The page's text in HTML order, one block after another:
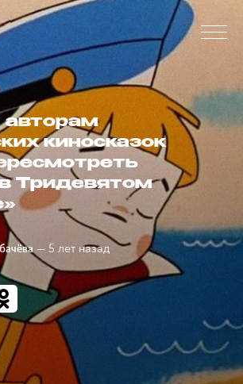
киносказок
Тридевятом
— 5 лет назад